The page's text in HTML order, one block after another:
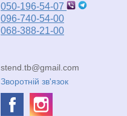
050-196-54-07
096-740-54-00
068-388-21-00
stend.tb@gmail.com
Зворотній зв'язок